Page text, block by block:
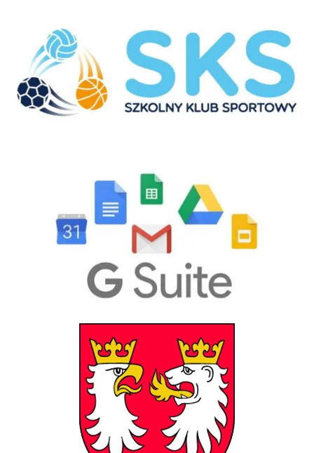
Powiat Gorlicki